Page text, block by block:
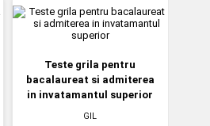
Teste grila pentru
bacalaureat si admiterea
in invatamantul superior
GIL